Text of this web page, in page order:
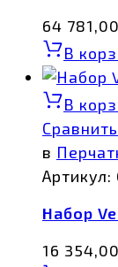
64 781,00
В
В
Сравнить
в
Артикул:
Набор
16 354,00